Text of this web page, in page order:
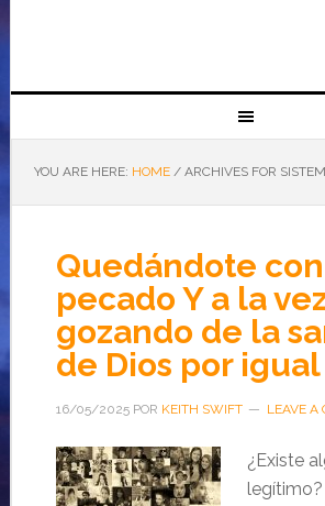
YOU ARE HERE: HOME /ARCHIVES FOR
Quedándote
pecado Y a la
gozando de la
de Dios por igual
16/05/2025POR KEITH SWIFT LEAVE A
¿Existe